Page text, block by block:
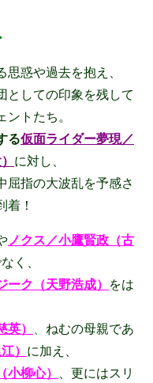
惑や過去を抱え、
としての印象を残して
ントたち。
る仮面ライダー夢現／
に対し、
屈指の大波乱を予感さ
着！
ノクス／小鷹賢政（古
く、
ーク（天野浩成）
をは
英） 、 ねむの母親であ
） に加え、
小柳心）
、更にはスリ